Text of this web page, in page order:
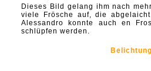
Dieses Bild gelang ihm nach
viele Frösche auf, die
Alessandro konnte auch en
schlüpfen werden.